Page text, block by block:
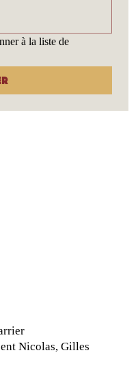
à la liste de
Nicolas, Gilles